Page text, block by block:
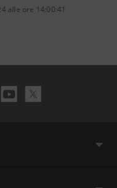
alle ore 14:00:41